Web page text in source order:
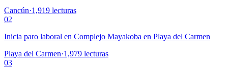
Cancún·1,919 lecturas
02
Inicia paro laboral en Complejo Mayakoba en Playa del Carmen
Playa del Carmen·1,979 lecturas
03